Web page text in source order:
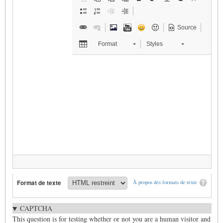
Source
Format Styles
À propos des formats de texte
Format de texte
CAPTCHA
This question is for testing whether or not you are a human visitor and